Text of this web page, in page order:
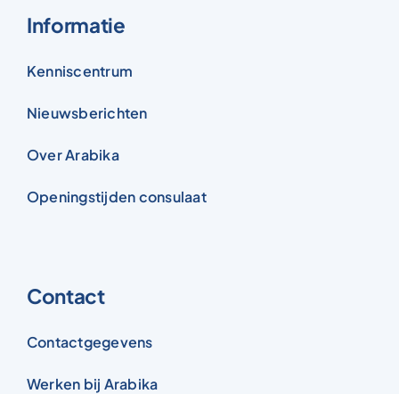
Informatie
Kenniscentrum
Nieuwsberichten
Over Arabika
Openingstijden consulaat
Contact
Contactgegevens
Werken bij Arabika